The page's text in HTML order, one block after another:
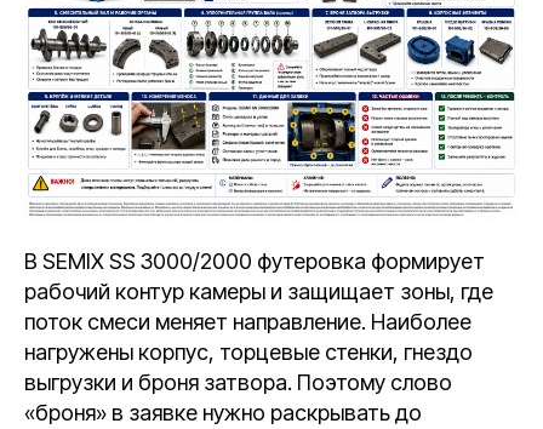
В SEMIX SS 3000/2000 футеровка формирует
рабочий контур камеры и защищает зоны, где
поток смеси меняет направление. Наиболее
нагружены корпус, торцевые стенки, гнездо
выгрузки и броня затвора. Поэтому слово
«броня» в заявке нужно раскрывать до